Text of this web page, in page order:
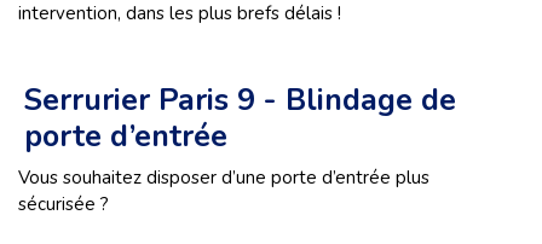
intervention, dans les plus brefs délais !
Serrurier Paris 9 - Blindage de
porte d’entrée
Vous souhaitez disposer d’une porte d’entrée plus
sécurisée ?